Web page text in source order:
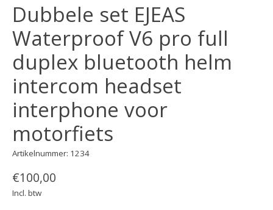
Dubbele set EJEAS
Waterproof V6 pro full
duplex bluetooth helm
intercom headset
interphone voor
motorfiets
Artikelnummer: 1234
€100,00
Incl. btw